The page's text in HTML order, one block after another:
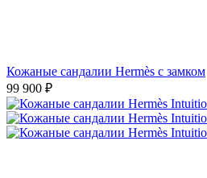
Кожаные сандалии Hermès с замком
99 900 ₽